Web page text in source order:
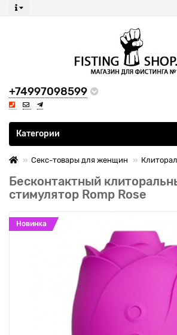
+74997098599
Все категории
Категории
Секс-товары для женщин
Бесконтактный
стимулятор Romp Rose
Новинка